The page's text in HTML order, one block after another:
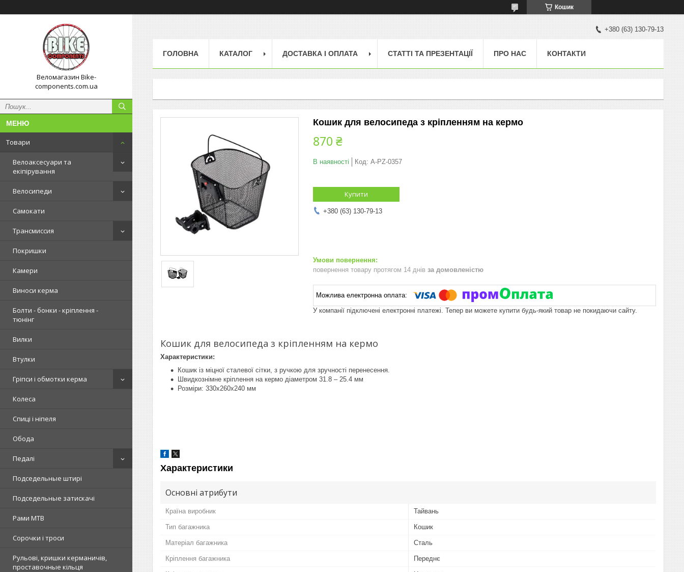
Кошик
Веломагазин Bike-
components.com.ua
Товари
Велоаксесуари та
екіпірування
Велосипеди
Самокати
Трансмиссия
Покришки
Камери
Виноси керма
Болти - бонки - кріплення -
тюнінг
Вилки
Втулки
Гріпси і обмотки керма
Колеса
Спиці і ніпеля
Обода
Педалі
Подседельные штирі
Подседельные затискачі
Рами MTB
Сорочки і троси
Рульові, кришки керманичів,
проставочные кільця
+380 (63) 130-79-13
ГОЛОВНА КАТАЛОГ ДОСТАВКА І ОПЛАТА СТАТТІ ТА ПРЕЗЕНТАЦІЇ ПРО НАС КОНТАКТИ
Кошик для велосипеда з кріпленням на кермо
870 ₴
В наявності Код: A-PZ-0357
Купити
+380 (63) 130-79-13
повернення товару протягом 14 днів за домовленістю
У компанії підключені електронні платежі. Тепер ви можете купити будь-який товар не покидаючи сайту.
Кошик для велосипеда з кріпленням на кермо
Характеристики:
Кошик із міцної сталевої сітки, з ручкою для зручності перенесення.
Швидкознімне кріплення на кермо діаметром 31.8 – 25.4 мм
Розміри: 330x260x240 мм
Характеристики
Основні атрибути
Країна виробник Тайвань
Тип багажника Кошик
Матеріал багажника Сталь
Кріплення багажника Переднє